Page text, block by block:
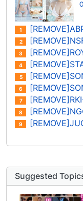
1
2
3
4
5
6
7
8
9
Suggested